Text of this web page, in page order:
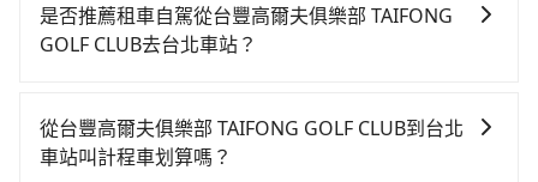
前往台北車站，高鐵乘坐舒適、省時、較貴，且難叫計
程車前往高鐵站！從最早06:05一直到23:03，台中-台北
台中高鐵站，叫一輛計程車花費約500元、車程約31分
鐘。抵達高鐵站後，步行進站、現場購票並於月台排隊
是否推薦租車自駕從台豐高爾夫俱樂部 TAIFONG
GOLF CLUB去台北車站？
時不需要閉目養神（因為要自己開車），最重要的是你
當天就要來回，那在彰化路邊可隨租隨借的iRent應該是
從台豐高爾夫俱樂部 TAIFONG GOLF CLUB到台北
車站叫計程車划算嗎？